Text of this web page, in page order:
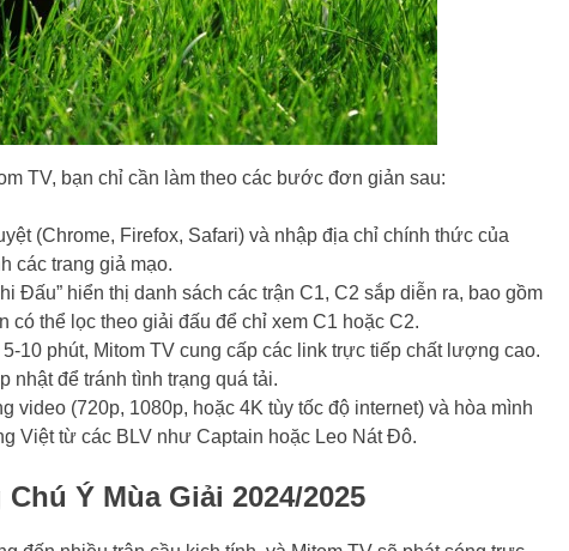
TV, bạn chỉ cần làm theo các bước đơn giản sau:
(Chrome, Firefox, Safari) và nhập địa chỉ chính thức của
các trang giả mạo.
Đấu” hiển thị danh sách các trận C1, C2 sắp diễn ra, bao gồm
có thể lọc theo giải đấu để chỉ xem C1 hoặc C2.
10 phút, Mitom TV cung cấp các link trực tiếp chất lượng cao.
nhật để tránh tình trạng quá tải.
video (720p, 1080p, hoặc 4K tùy tốc độ internet) và hòa mình
Việt từ các BLV như Captain hoặc Leo Nát Đô.
Ý Mùa Giải 2024/2025